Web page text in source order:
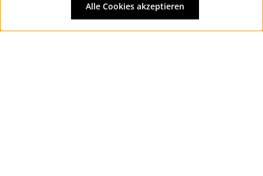
Alle Cookies akzeptieren